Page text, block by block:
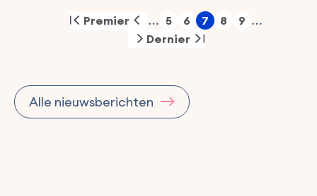
Pagination
First
Premier
Previous
page
… Pagina
5 Pagina
6 Pagina
7 Pagina
8 Pagina
9 …
Next
Last
Dernier
Alle nieuwsberichten